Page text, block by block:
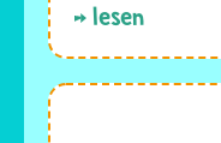
lesen
Allgemein